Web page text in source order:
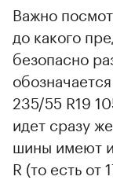
Важно
до какого
безопасно
235/55 R19
идет сразу
шины имеют
R (то есть от